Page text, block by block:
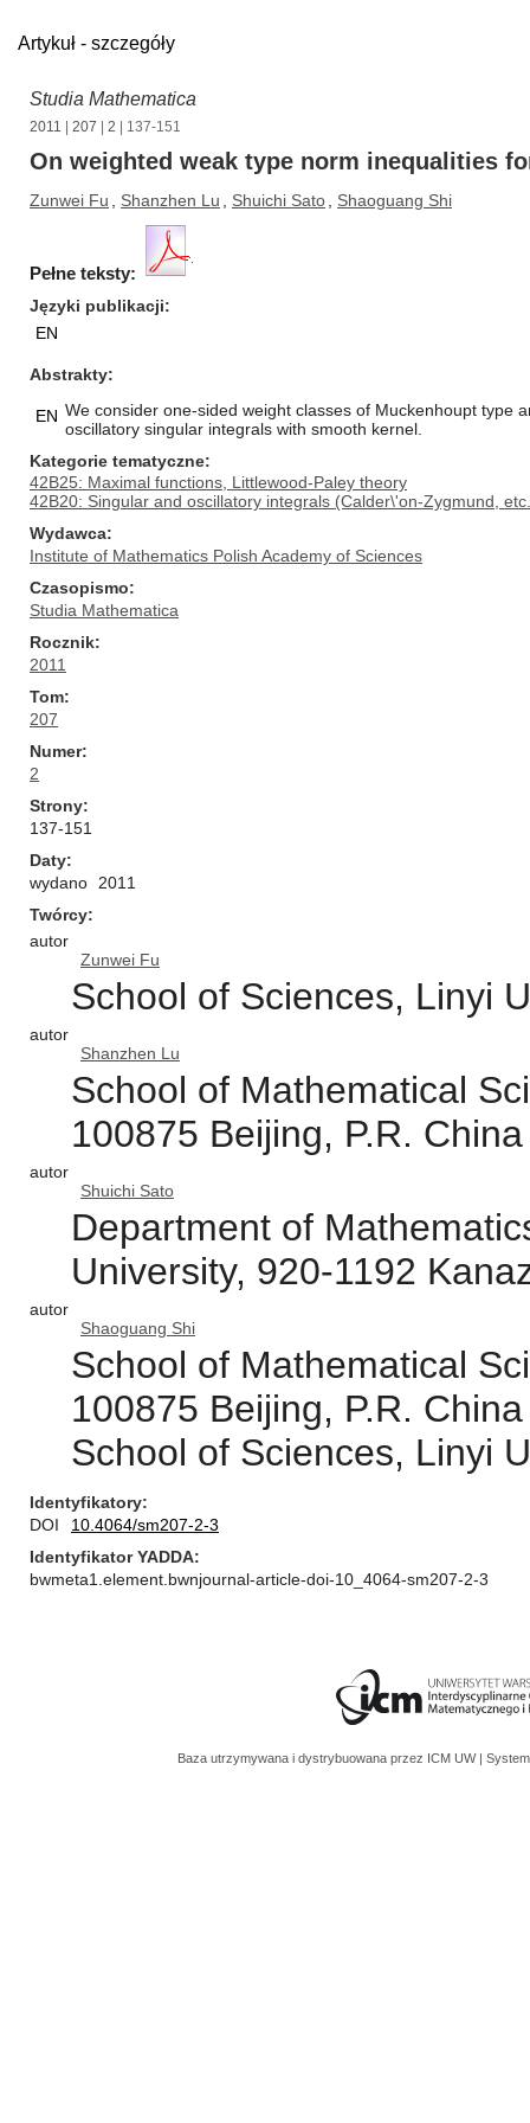
Artykuł - szczegóły
Studia Mathematica
2011 207 2 | 137-151
On weighted weak type norm inequalities
Zunwei Fu Shanzhen Lu Shuichi Sato Shaoguang Shi
Pełne teksty:
Języki publikacji
EN
Abstrakty
EN We consider one-sided weight classes of Muckenhoupt type
oscillatory singular integrals with smooth kernel.
Kategorie tematyczne
42B25: Maximal functions, Littlewood-Paley theory
42B20: Singular and oscillatory integrals (Calder\'on-Zygmund,
Wydawca
Institute of Mathematics Polish Academy of Sciences
Czasopismo
Studia Mathematica
Rocznik
2011
Tom
207
Numer
2
Strony
137-151
Daty
wydano
2011
Twórcy
autor
Zunwei Fu
School of Sciences, Linyi
autor
Shanzhen Lu
School of Mathematical
100875 Beijing, P.R. China
autor
Shuichi Sato
Department of
University, 920-1192
autor
Shaoguang Shi
School of Mathematical
100875 Beijing, P.R. China
School of Sciences, Linyi
Identyfikatory
DOI
10.4064/sm207-2-3
Identyfikator YADDA
bwmeta1.element.bwnjournal-article-doi-10_4064-sm207-2-3
Baza utrzymywana i dystrybuowana przez ICM UW |